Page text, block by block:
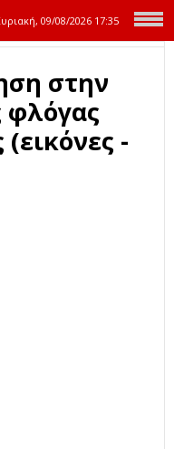
09/08/2026 17:35
στην
φλόγας
-